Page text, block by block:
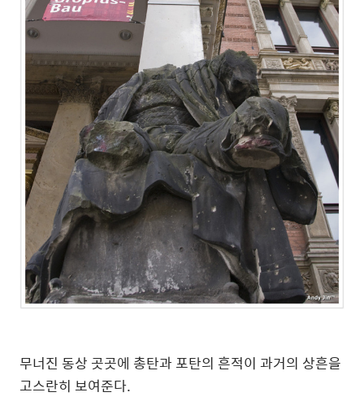
무너진 동상 곳곳에 총탄과 포탄의 흔적이 과거의 상흔을
고스란히 보여준다.